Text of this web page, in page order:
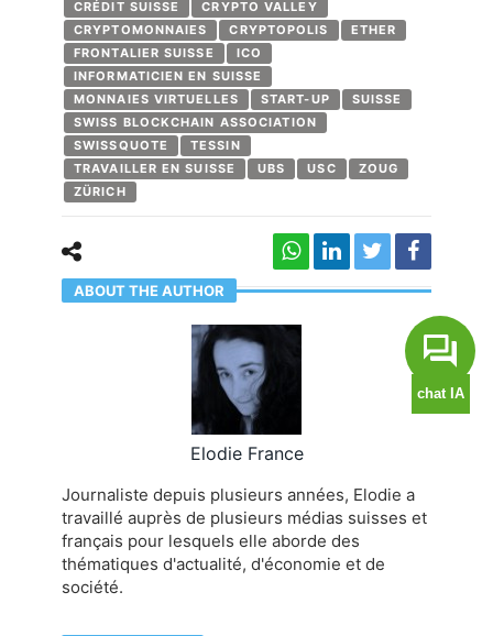
CRÉDIT SUISSE
CRYPTO VALLEY
CRYPTOMONNAIES
CRYPTOPOLIS
ETHER
FRONTALIER SUISSE
ICO
INFORMATICIEN EN SUISSE
MONNAIES VIRTUELLES
START-UP
SUISSE
SWISS BLOCKCHAIN ASSOCIATION
SWISSQUOTE
TESSIN
TRAVAILLER EN SUISSE
UBS USC
ZOUG
ZÜRICH
ABOUT THE AUTHOR
Elodie France
Journaliste depuis plusieurs années, Elodie a
travaillé auprès de plusieurs médias suisses et
français pour lesquels elle aborde des
thématiques d'actualité, d'économie et de
société.